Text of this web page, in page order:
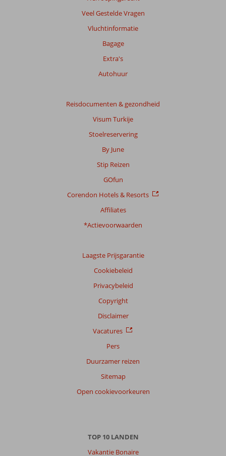
Veel Gestelde Vragen
Vluchtinformatie
Bagage
Extra's
Autohuur
Reisdocumenten & gezondheid
Visum Turkije
Stoelreservering
By June
Stip Reizen
GOfun
Corendon Hotels & Resorts
Affiliates
*Actievoorwaarden
Laagste Prijsgarantie
Cookiebeleid
Privacybeleid
Copyright
Disclaimer
Vacatures
Pers
Duurzamer reizen
Sitemap
Open cookievoorkeuren
TOP 10 LANDEN
Vakantie Bonaire